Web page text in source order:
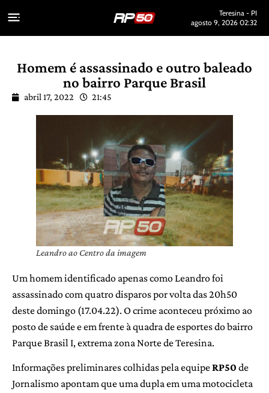
Teresina - PI
agosto 9, 2026 02:32
Homem é assassinado e outro baleado
no bairro Parque Brasil
abril 17, 2022 21:45
Leandro ao Centro da imagem
Um homem identificado apenas como Leandro foi
assassinado com quatro disparos por volta das 20h50
deste domingo (17.04.22). O crime aconteceu próximo ao
posto de saúde e em frente à quadra de esportes do bairro
Parque Brasil I, extrema zona Norte de Teresina.
Informações preliminares colhidas pela equipeRP50 de
Jornalismo apontam que uma dupla em uma motocicleta